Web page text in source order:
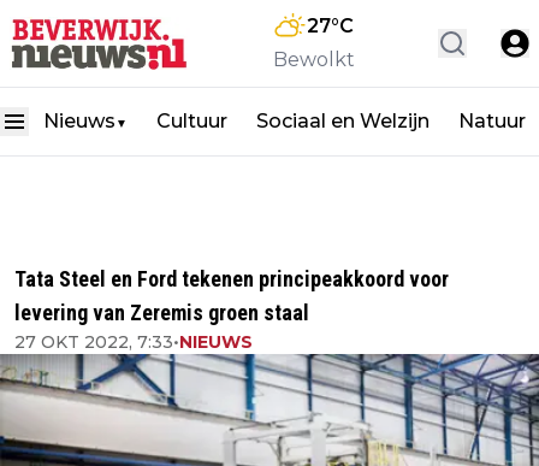
27°C
Bewolkt
Nieuws ▼ Cultuur Sociaal en Welzijn Natuur
Tata Steel en Ford tekenen principeakkoord voor
levering van Zeremis groen staal
27 OKT 2022, 7:33•NIEUWS